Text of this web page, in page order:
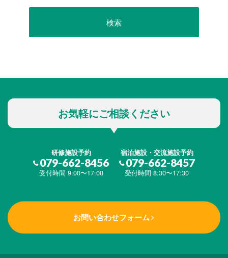
お気軽にご相談ください
研修施設予約
079-662-8456
受付時間 9:00〜17:00
宿泊施設・交流施設予約
079-662-8457
受付時間 8:30〜17:30
お問い合わせフォーム